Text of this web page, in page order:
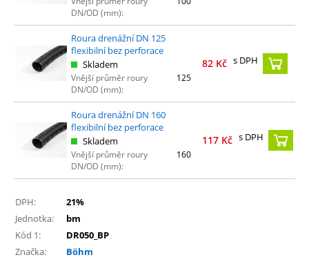
DN/OD (mm):
Roura drenážní DN 125
flexibilní bez perforace
Skladem
Vnější průměr roury
DN/OD (mm):
125
82 Kč s DPH
Roura drenážní DN 160
flexibilní bez perforace
Skladem
Vnější průměr roury
DN/OD (mm):
160
117 Kč s DPH
DPH:
21%
Jednotka:
bm
Kód 1:
DR050_BP
Značka:
Böhm